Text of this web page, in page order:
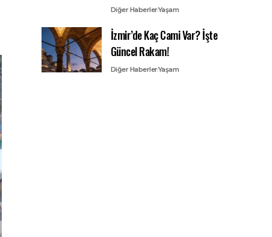
Diğer HaberlerYaşam
İzmir’de Kaç Cami Var? İşte
Güncel Rakam!
Diğer HaberlerYaşam